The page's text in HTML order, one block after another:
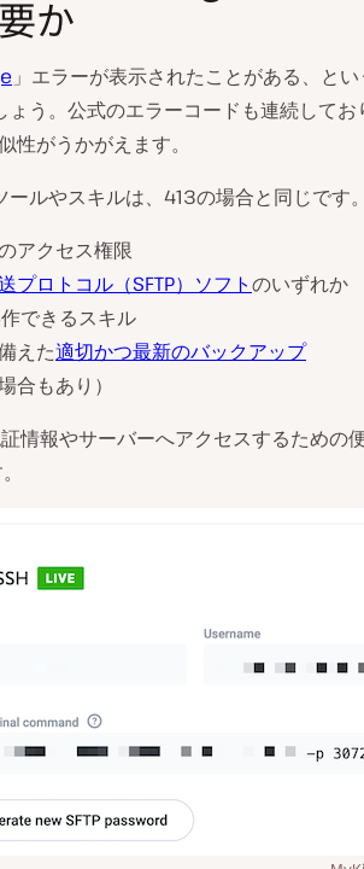
か
」エラーが表示されたことがある、と
う。公式のエラーコードも連続してお
性がうかがえます。
ルやスキルは、413の場合と同じです
アクセス権限
プロトコル（SFTP）ソフトのいずれか
できるスキル
えた適切かつ最新のバックアップ
合もあり）
情報やサーバーへアクセスするための